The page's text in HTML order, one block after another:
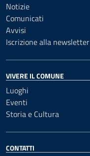
Notizie
Comunicati
Avvisi
Iscrizione alla newsletter
VIVERE IL COMUNE
Luoghi
Eventi
Storia e Cultura
CONTATTI